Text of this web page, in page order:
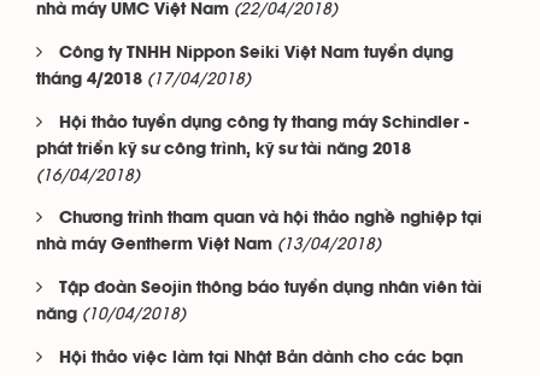
nhà máy UMC Việt Nam (22/04/2018)
Công ty TNHH Nippon Seiki Việt Nam tuyển dụng
tháng 4/2018 (17/04/2018)
Hội thảo tuyển dụng công ty thang máy Schindler -
phát triển kỹ sư công trình, kỹ sư tài năng 2018
(16/04/2018)
Chương trình tham quan và hội thảo nghề nghiệp tại
nhà máy Gentherm Việt Nam (13/04/2018)
Tập đoàn Seojin thông báo tuyển dụng nhân viên tài
năng (10/04/2018)
Hội thảo việc làm tại Nhật Bản dành cho các bạn